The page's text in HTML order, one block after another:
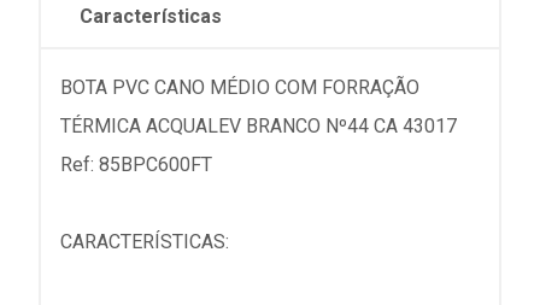
Características
BOTA PVC CANO MÉDIO COM FORRAÇÃO
TÉRMICA ACQUALEV BRANCO Nº44 CA 43017
Ref: 85BPC600FT
CARACTERÍSTICAS: